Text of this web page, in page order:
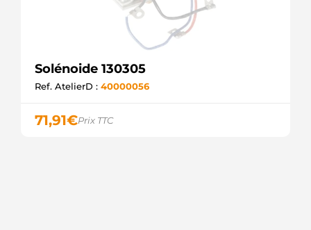
Solénoide 130305
Ref. AtelierD : 40000056
71,91€Prix TTC